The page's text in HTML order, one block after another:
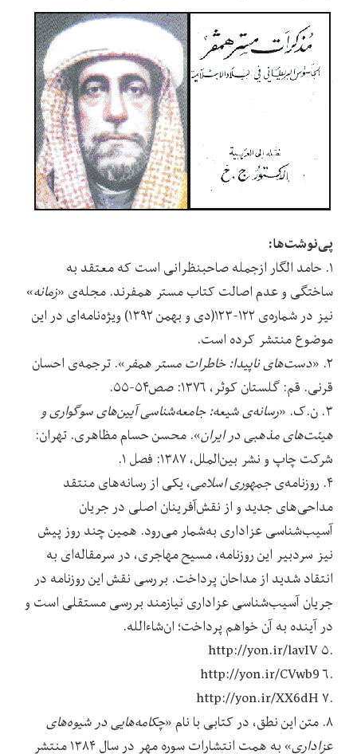
پی‌نوشت‌ها:
۱. حامد الگار ازجمله صاحبنظرانی است که معتقد به
ساختگی و عدم اصالت کتاب مستر همفرند. مجله‌ی «زمانه»
نیز در شماره‌ی ۱۲۲-۱۲۳(دی و بهمن ۱۳۹۲) ویژه‌نامه‌ای در این
موضوع منتشر کرده است.
۲. «
دست‌های ناپیدا: خاطرات مستر همفر». ترجمه‌ی احسان
قرنی. قم: گلستان کوثر، ۱۳۷۶: صص۵۴-۵۵.
۳. ن.ک. «
رسانه‌ی شیعه: جامعه‌شناسی آیین‌های سوگواری و
هیئت‌های مذهبی در ایران». محسن حسام مظاهری. تهران:
شرکت چاپ و نشر بین‌الملل، ۱۳۸۷: فصل ۱.
۴. روزنامه‌ی
جمهوری اسلامی، یکی از رسانه‌های منتقد
مداحی‌های جدید و از نقش‌آفرینان اصلی در جریان
آسیب‌شناسی عزاداری به‌شمار می‌رود. همین چند روز پیش
نیز سردبیر این روزنامه، مسیح مهاجری، در سرمقاله‌ای به
انتقاد شدید از مداحان پرداخت. بررسی نقش این روزنامه در
جریان آسیب‌شناسی عزاداری نیازمند بررسی مستقلی است و
در آینده به آن خواهم پرداخت؛ ان‌شاءالله.
.۵ http://yon.ir/lavIV
.۶ http://yon.ir/CVwb9
.۷ http://yon.ir/XX6dH
۸. متن این نطق، در کتابی با نام «
چکامه‌هایی در شیوه‌های
عزاداری
» به همت انتشارات سوره مهر در سال ۱۳۸۴ منتشر